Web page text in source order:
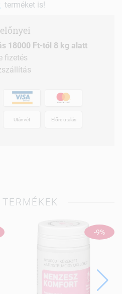
terméket is!
18000 Ft-tól 8 kg alatt
fizetés
Utánvét Előre utalás
-9%